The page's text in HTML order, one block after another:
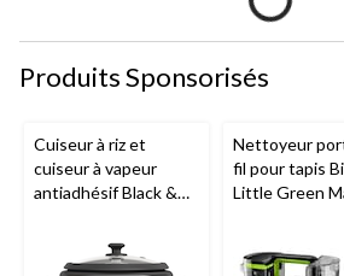
Produits Sponsorisés
Cuiseur à riz et
cuiseur à vapeur
antiadhésif Black &
Nettoyeur
fil pour tapis
Little Green